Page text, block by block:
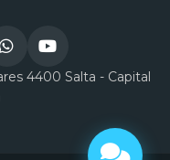
4400 Salta - Capital